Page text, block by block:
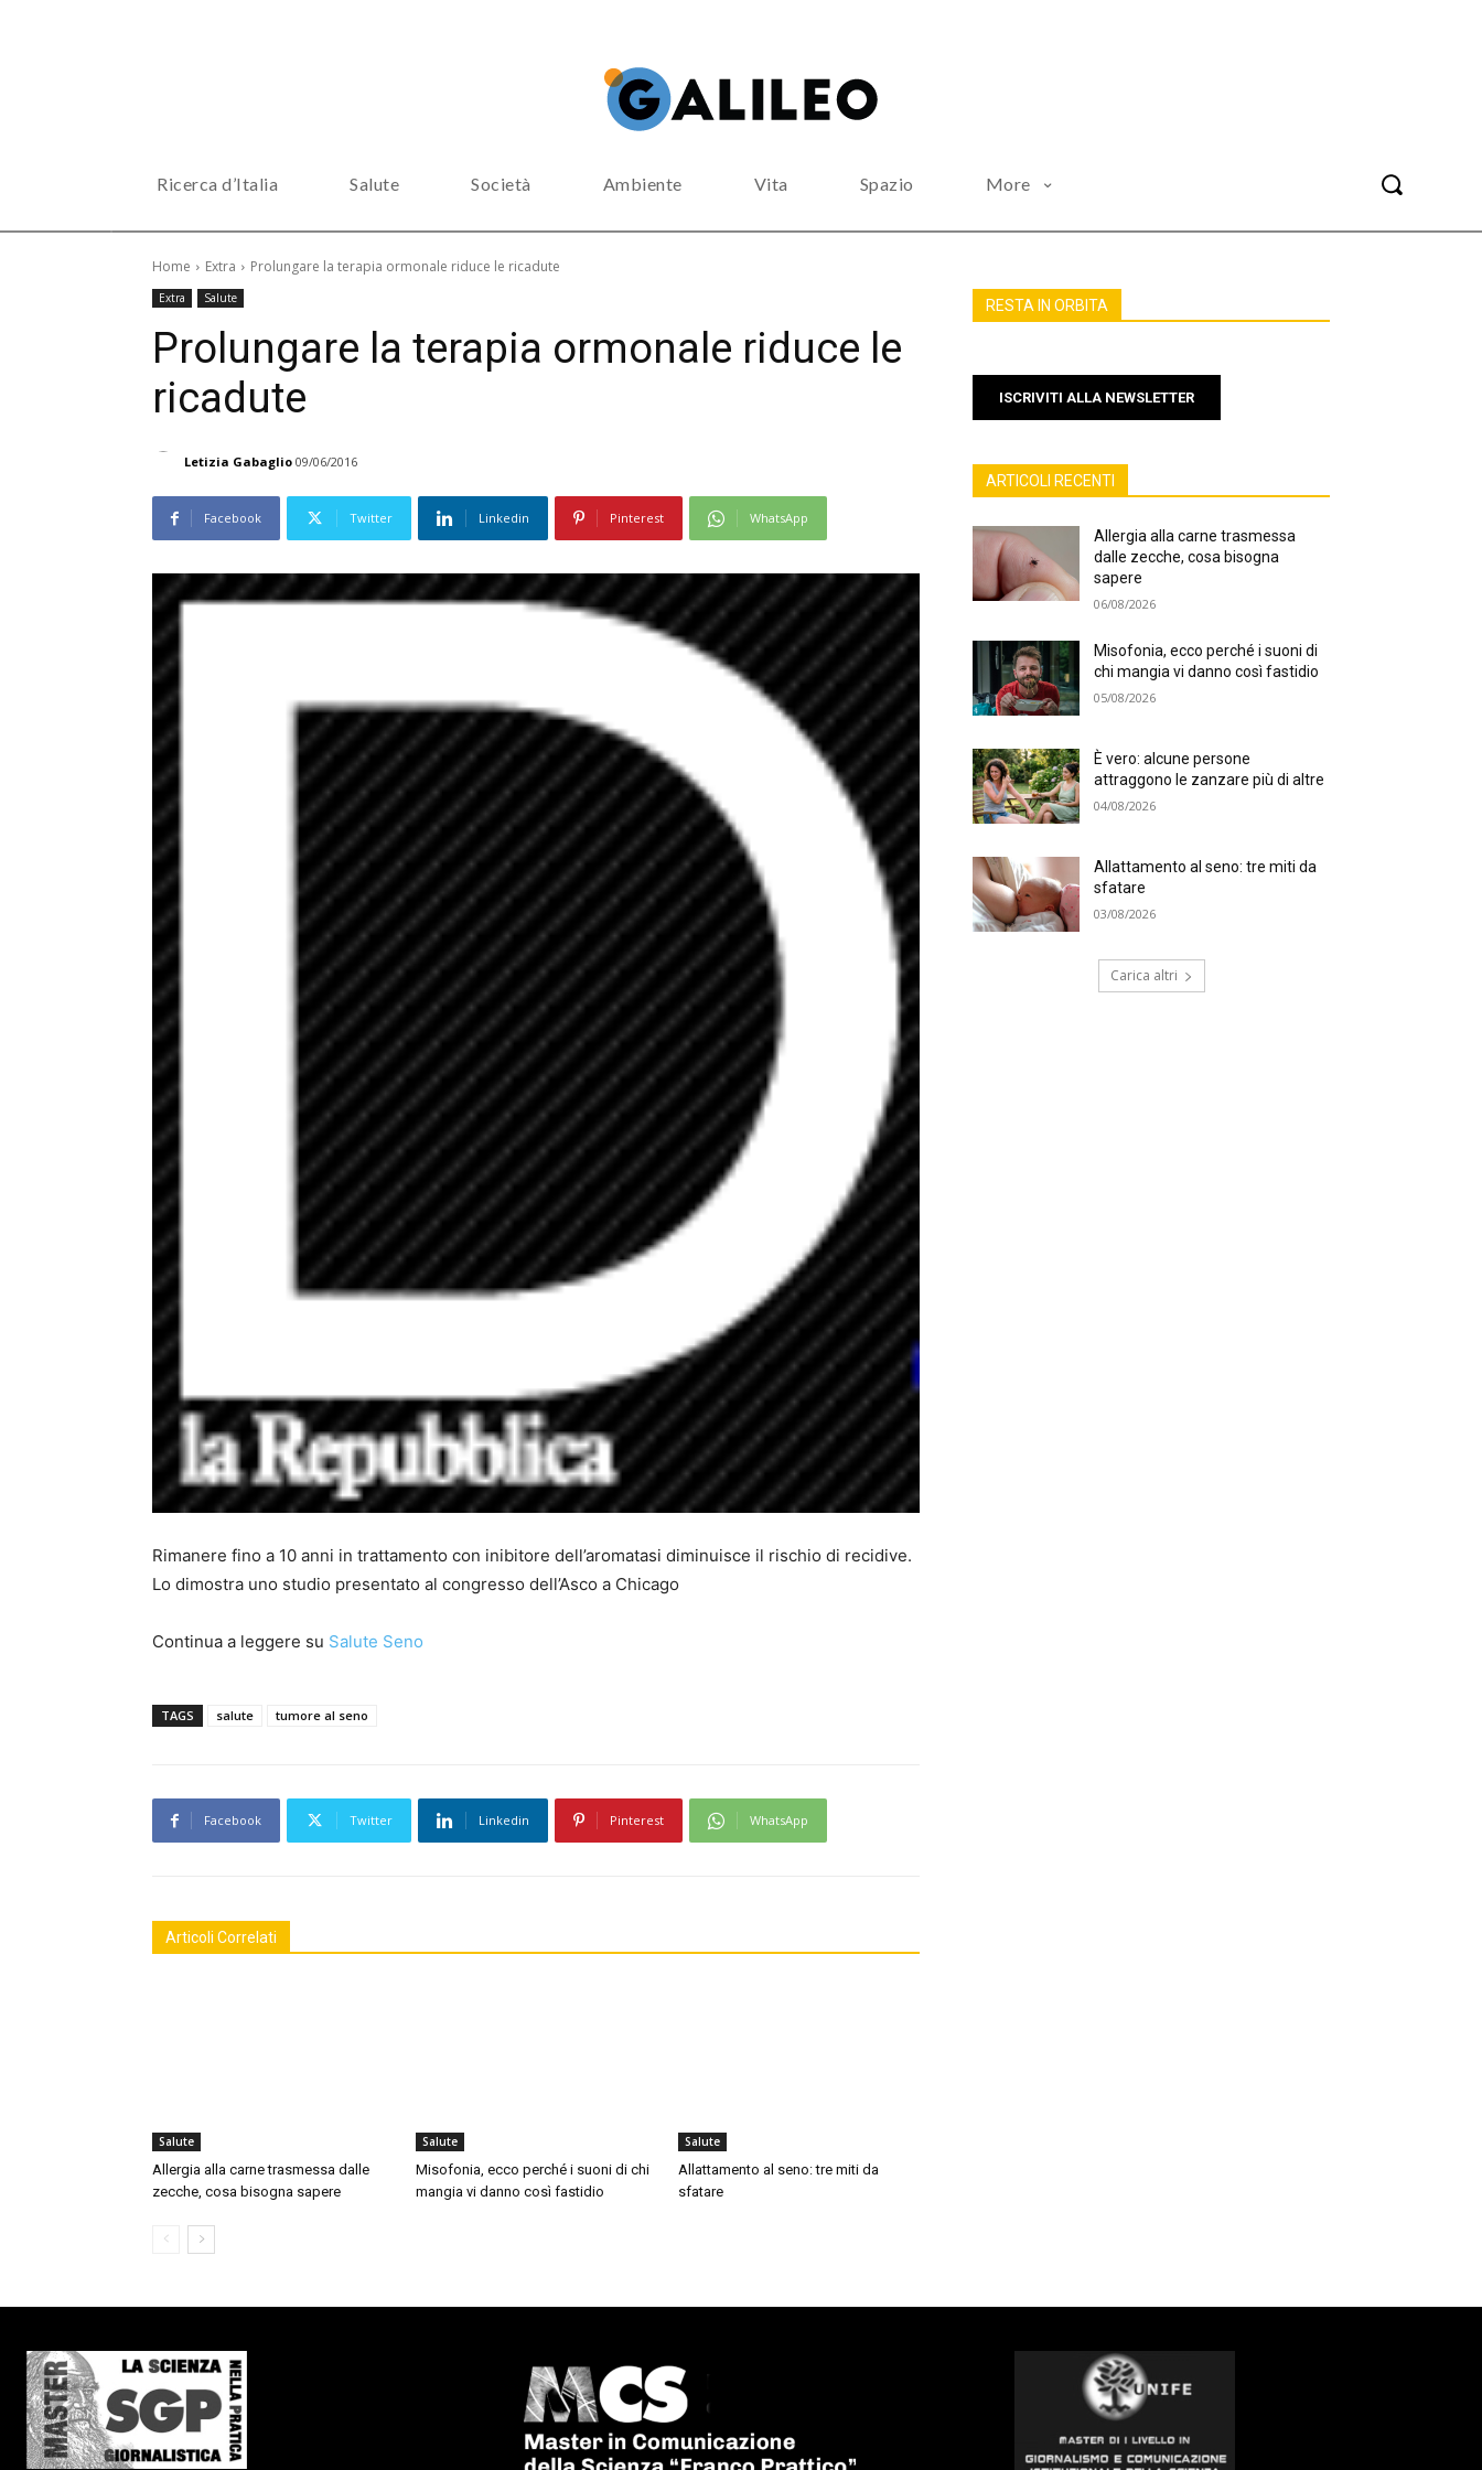
Ricerca d’Italia Salute Società Ambiente Vita Spazio More
Home Extra Prolungare la terapia ormonale riduce le ricadute
Extra Salute
Prolungare la terapia ormonale riduce le
ricadute
Letizia Gabaglio 09/06/2016
Facebook Twitter Linkedin Pinterest WhatsApp
Rimanere fino a 10 anni in trattamento con inibitore dell’aromatasi diminuisce il rischio di recidive.
Lo dimostra uno studio presentato al congresso dell’Asco a Chicago
Continua a leggere su Salute Seno
TAGS salute tumore al seno
Facebook Twitter Linkedin Pinterest WhatsApp
Articoli Correlati
Salute
Allergia alla carne trasmessa dalle
zecche, cosa bisogna sapere
Salute
Misofonia, ecco perché i suoni di chi
mangia vi danno così fastidio
Salute
Allattamento al seno: tre miti da
sfatare
RESTA IN ORBITA
ISCRIVITI ALLA NEWSLETTER
ARTICOLI RECENTI
Allergia alla carne trasmessa
dalle zecche, cosa bisogna
sapere
06/08/2026
Misofonia, ecco perché i suoni di
chi mangia vi danno così fastidio
05/08/2026
È vero: alcune persone
attraggono le zanzare più di altre
04/08/2026
Allattamento al seno: tre miti da
sfatare
03/08/2026
Carica altri